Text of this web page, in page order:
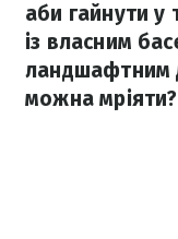
аби гайнути у
із власним
ландшафтним
можна мріяти?